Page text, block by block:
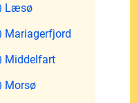
Læsø
Mariagerfjord
Middelfart
Morsø